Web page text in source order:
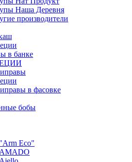
Наша Деревня
производители
в банке
в фасовке
бобы
Eco"